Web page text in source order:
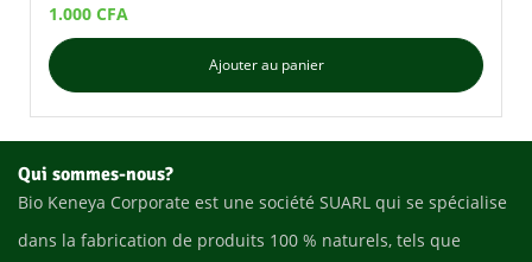
1.000 CFA
Ajouter au panier
Qui sommes-nous?
Bio Keneya Corporate est une société SUARL qui se spécialise
dans la fabrication de produits 100 % naturels, tels que